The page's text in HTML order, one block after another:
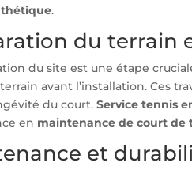
.
du terrain
du site est une étape
avant l’installation. Ces
du court.Service tennis
en maintenance de court de
et